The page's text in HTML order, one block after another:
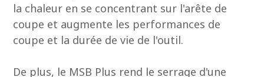
la chaleur en se concentrant sur l'arête de
coupe et augmente les performances de
coupe et la durée de vie de l'outil.
De plus, le MSB Plus rend le serrage d'une